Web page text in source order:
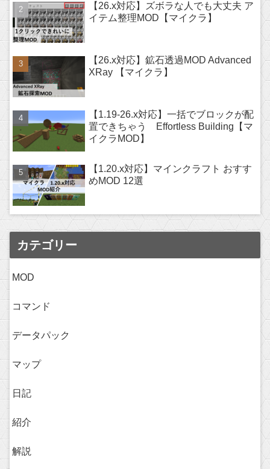
【26.x対応】ズボラな人でも大丈夫 ア
イテム整理MOD【マイクラ】
【26.x対応】鉱石透過MOD Advanced
XRay 【マイクラ】
【1.19-26.x対応】一括でブロックが配
置できちゃう Effortless Building【マ
イクラMOD】
【1.20.x対応】マインクラフト おすす
めMOD 12選
カテゴリー
MOD
コマンド
データパック
マップ
日記
紹介
解説